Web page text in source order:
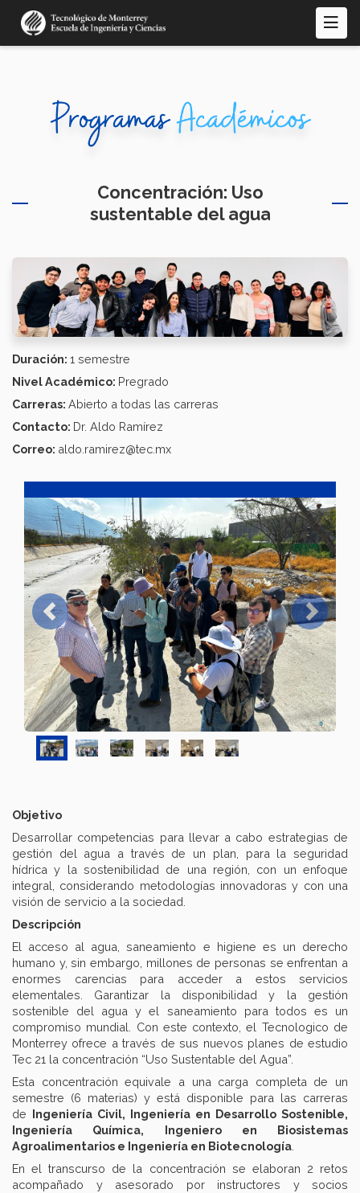
Concentración: Uso
sustentable del agua
Duración: 1 semestre
Nivel Académico: Pregrado
Carreras: Abierto a todas las carreras
Contacto: Dr. Aldo Ramírez
Correo: aldo.ramirez@tec.mx
Objetivo
Desarrollar competencias para llevar a cabo estrategias de
gestión del agua a través de un plan, para la seguridad
hídrica y la sostenibilidad de una región, con un enfoque
integral, considerando metodologías innovadoras y con una
visión de servicio a la sociedad.
Descripción
El acceso al agua, saneamiento e higiene es un derecho
humano y, sin embargo, millones de personas se enfrentan a
enormes carencias para acceder a estos servicios
elementales. Garantizar la disponibilidad y la gestión
sostenible del agua y el saneamiento para todos es un
compromiso mundial. Con este contexto, el Tecnologico de
Monterrey ofrece a través de sus nuevos planes de estudio
Tec 21 la concentración “Uso Sustentable del Agua”.
Esta concentración equivale a una carga completa de un
semestre (6 materias) y está disponible para las carreras
de Ingeniería Civil, Ingeniería en Desarrollo Sostenible,
Ingeniería Química, Ingeniero en Biosistemas
Agroalimentarios e Ingeniería en Biotecnología
En el transcurso de la concentración se elaboran 2 retos
acompañado y asesorado por instructores y socios